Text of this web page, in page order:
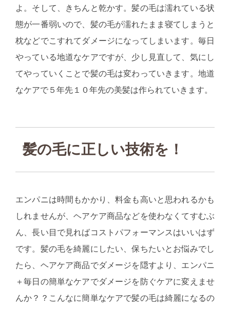
よ。そして、きちんと乾かす。髪の毛は濡れている状
態が一番弱いので、髪の毛が濡れたまま寝てしまうと
枕などでこすれてダメージになってしまいます。毎日
やっている地道なケアですが、少し見直して、気にし
てやっていくことで髪の毛は変わっていきます。地道
なケアで５年先１０年先の美髪は作られていきます。
髪の毛に正しい技術を！
エンパニは時間もかかり、料金も高いと思われるかも
しれませんが、ヘアケア商品などを使わなくてすむぶ
ん、長い目で見ればコストパフォーマンスはいいはず
です。髪の毛を綺麗にしたい、保ちたいとお悩みでし
たら、ヘアケア商品でダメージを隠すより、エンパニ
＋毎日の簡単なケアでダメージを防ぐケアに変えませ
んか？？こんなに簡単なケアで髪の毛は綺麗になるの